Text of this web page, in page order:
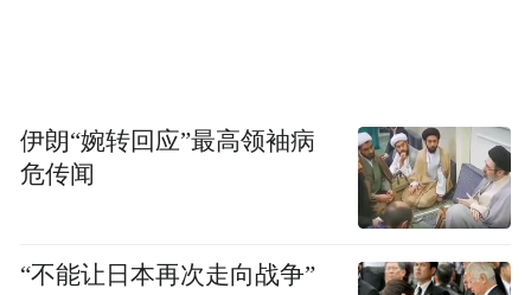
“麻醉鱼”“鱼麻药”为关键字搜索，弹出多款
渔用麻醉剂产品。其中，卖得最多的是一款
成分为“丁香酚”的产品，月销量上千，有商
伊朗“婉转回应”最高领袖病
危传闻
“不能让日本再次走向战争”